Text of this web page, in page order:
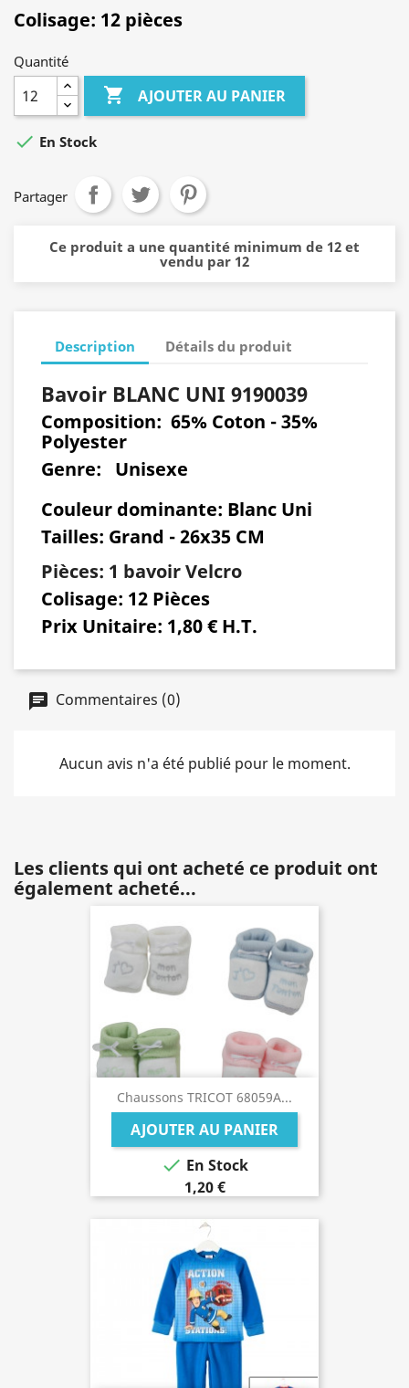
Colisage: 12 pièces
Quantité
 AJOUTER AU PANIER
 En Stock
Partager
Ce produit a une quantité minimum de 12 et
vendu par 12
Description Détails du produit
Bavoir BLANC UNI 9190039
Composition: 65% Coton - 35%
Polyester
Genre: Unisexe
Couleur dominante: Blanc Uni
Tailles: Grand - 26x35 CM
Pièces: 1 bavoir Velcro
Colisage: 12 Pièces
Prix Unitaire: 1,80 € H.T.
Commentaires (0)
Aucun avis n'a été publié pour le moment.
Les clients qui ont acheté ce produit ont
également acheté...
Chaussons TRICOT 68059A...
AJOUTER AU PANIER
 En Stock
1,20 €